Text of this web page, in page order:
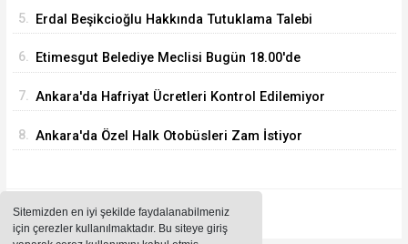
Sitemizden en iyi şekilde faydalanabilmeniz
için çerezler kullanılmaktadır. Bu siteye giriş
5. Erdal Beşikcioğlu Hakkında Tutuklama Talebi
6. Etimesgut Belediye Meclisi Bugün 18.00'de
7. Ankara'da Hafriyat Ücretleri Kontrol Edilemiyor
8. Ankara'da Özel Halk Otobüsleri Zam İstiyor